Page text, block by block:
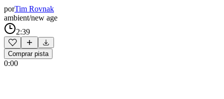
porTim Rovnak
ambient/new age
2:39
Comprar pista
0:00